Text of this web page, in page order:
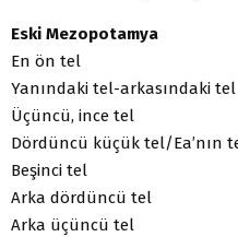
Eski Mezopotamya
En ön tel
Yanındaki tel-arkasındaki tel
Üçüncü, ince tel
Dördüncü küçük tel/Ea’nın
Beşinci tel
Arka dördüncü tel
Arka üçüncü tel